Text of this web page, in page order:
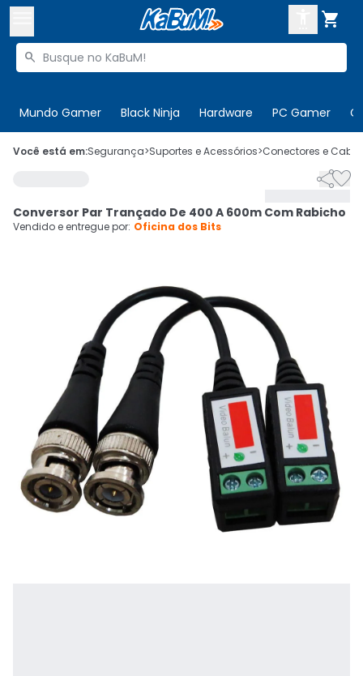

Buscar produtos

Mundo Gamer Black Ninja Hardware PC Gamer
 Olá. Acesse sua conta
Cupons
Ativar tradutor em libras
CADASTRE-SE
Você está em:Segurança>Suportes e Acessórios>Conectores e

Conversor Par Trançado De 400 A 600m Com Rabicho
Vendido e entregue por: Oficina dos Bits